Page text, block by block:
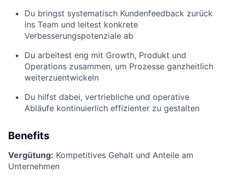
Du bringst systematisch Kundenfeedback zurück
ins Team und leitest konkrete
Verbesserungspotenziale ab
Du arbeitest eng mit Growth, Produkt und
Operations zusammen, um Prozesse ganzheitlich
weiterzuentwickeln
Du hilfst dabei, vertriebliche und operative
Abläufe kontinuierlich effizienter zu gestalten
Benefits
Vergütung: Kompetitives Gehalt und Anteile am
Unternehmen